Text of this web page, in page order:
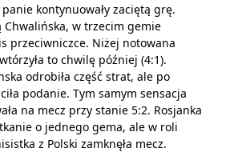
kontynuowały zaciętą grę.
Chwalińska, w trzecim gemie
przeciwniczce. Niżej notowana
to chwilę później (4:1).
odrobiła część strat, ale po
podanie. Tym samym sensacja
na mecz przy stanie 5:2. Rosjanka
o jednego gema, ale w roli
z Polski zamknęła mecz.